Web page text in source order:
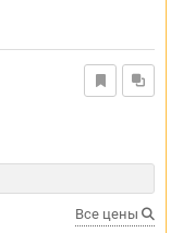
Все цены